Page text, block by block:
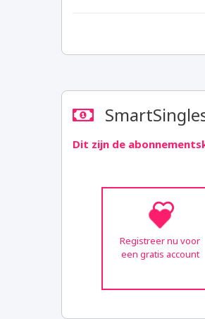
Dit zijn de
Registreer nu voor
een gratis account